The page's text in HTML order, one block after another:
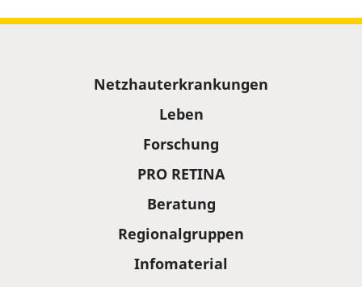
Netzhauterkrankungen
Leben
Forschung
PRO RETINA
Beratung
Regionalgruppen
Infomaterial